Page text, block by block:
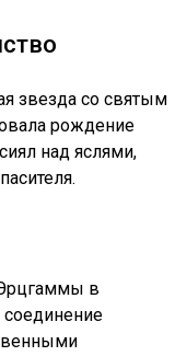
звезда со святым
рождение
над яслями,
в
соединение